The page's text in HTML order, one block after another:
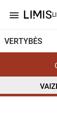
menu
VERTYBĖS